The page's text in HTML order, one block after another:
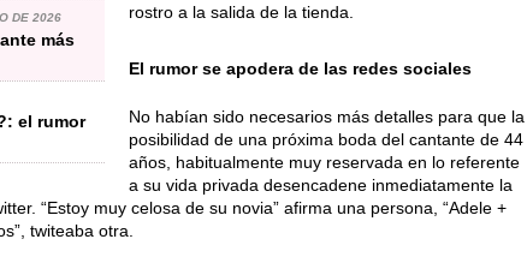
DE 2026
más
el rumor
rostro a la salida de la tienda.
El rumor se apodera de las redes sociales
No habían sido necesarios más detalles para que la
posibilidad de una próxima boda del cantante de 44
años, habitualmente muy reservada en lo referente
a su vida privada desencadene inmediatamente la
“Estoy muy celosa de su novia” afirma una persona, “Adele +
twiteaba otra.